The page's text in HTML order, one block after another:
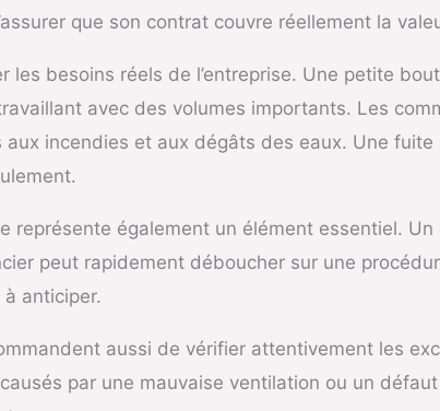
que son contrat couvre réellement la
besoins réels de l’entreprise. Une petite
avec des volumes importants. Les
incendies et aux dégâts des eaux. Une
représente également un élément essentiel.
peut rapidement déboucher sur une
anticiper.
aussi de vérifier attentivement les
par une mauvaise ventilation ou un